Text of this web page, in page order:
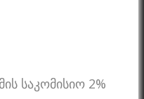
საკომისიო 2%